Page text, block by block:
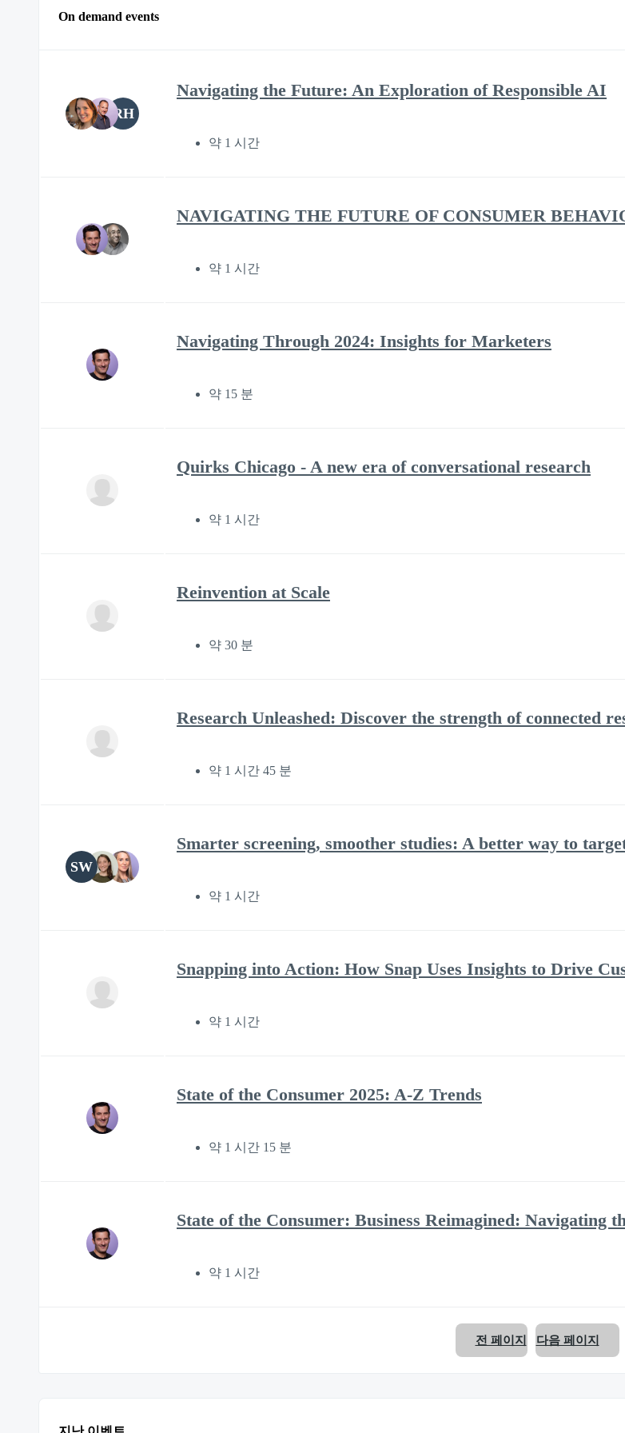
On demand events
RH
Navigating the Future: An Exploration of Responsible AI
약 1 시간
NAVIGATING THE FUTURE OF CONSUMER
약 1 시간
Navigating Through 2024: Insights for Marketers
약 15 분
Quirks Chicago - A new era of conversational research
약 1 시간
Reinvention at Scale
약 30 분
Research Unleashed: Discover the strength of connected
약 1 시간 45 분
SW
Smarter screening, smoother studies: A better way to
약 1 시간
Snapping into Action: How Snap Uses Insights to Drive
약 1 시간
State of the Consumer 2025: A-Z Trends
약 1 시간 15 분
State of the Consumer: Business Reimagined: Navigating
약 1 시간
전 페이지 다음 페이지